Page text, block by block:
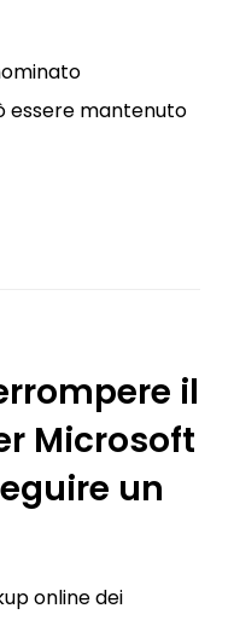
essere mantenuto
il
Microsoft
un
online dei